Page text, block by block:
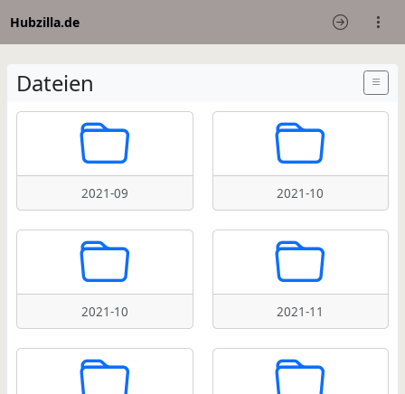
Hubzilla.de
Dateien
2021-09 2021-10
2021-10 2021-11